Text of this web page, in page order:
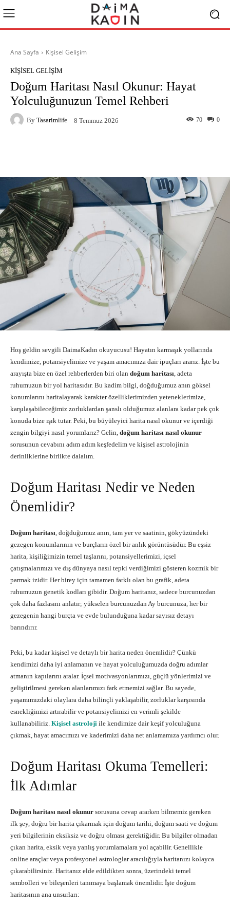
Ana Sayfa Kişisel Gelişim
KIŞISEL GELIŞIM
Doğum Haritası Nasıl Okunur: Hayat
Yolculuğunuzun Temel Rehberi
By Tasarimlife 8 Temmuz 2026 0
70
Hoş geldin sevgili DaimaKadın okuyucusu! Hayatın karmaşık yollarında
kendimize, potansiyelimize ve yaşam amacımıza dair ipuçları ararız. İşte bu
arayışta bize en özel rehberlerden biri olan doğum haritası, adeta
ruhumuzun bir yol haritasıdır. Bu kadim bilgi, doğduğumuz anın göksel
konumlarını haritalayarak karakter özelliklerimizden yeteneklerimize,
karşılaşabileceğimiz zorluklardan şanslı olduğumuz alanlara kadar pek çok
konuda bize ışık tutar. Peki, bu büyüleyici harita nasıl okunur ve içerdiği
zengin bilgiyi nasıl yorumlarız? Gelin, doğum haritası nasıl okunur
sorusunun cevabını adım adım keşfedelim ve kişisel astrolojinin
derinliklerine birlikte dalalım.
Doğum Haritası Nedir ve Neden
Önemlidir?
Doğum haritası, doğduğumuz anın, tam yer ve saatinin, gökyüzündeki
gezegen konumlarının ve burçların özel bir anlık görüntüsüdür. Bu eşsiz
harita, kişiliğimizin temel taşlarını, potansiyellerimizi, içsel
çatışmalarımızı ve dış dünyaya nasıl tepki verdiğimizi gösteren kozmik bir
parmak izidir. Her birey için tamamen farklı olan bu grafik, adeta
ruhumuzun genetik kodları gibidir. Doğum haritanız, sadece burcunuzdan
çok daha fazlasını anlatır; yükselen burcunuzdan Ay burcunuza, her bir
gezegenin hangi burçta ve evde bulunduğuna kadar sayısız detayı
barındırır.
Peki, bu kadar kişisel ve detaylı bir harita neden önemlidir? Çünkü
kendimizi daha iyi anlamanın ve hayat yolculuğumuzda doğru adımlar
atmanın kapılarını aralar. İçsel motivasyonlarımızı, güçlü yönlerimizi ve
geliştirilmesi gereken alanlarımızı fark etmemizi sağlar. Bu sayede,
yaşamımızdaki olaylara daha bilinçli yaklaşabilir, zorluklar karşısında
esnekliğimizi artırabilir ve potansiyelimizi en verimli şekilde
kullanabiliriz. Kişisel astroloji ile kendimize dair keşif yolculuğuna
çıkmak, hayat amacımızı ve kaderimizi daha net anlamamıza yardımcı olur.
Doğum Haritası Okuma Temelleri:
İlk Adımlar
Doğum haritası nasıl okunur sorusuna cevap ararken bilmemiz gereken
ilk şey, doğru bir harita çıkarmak için doğum tarihi, doğum saati ve doğum
yeri bilgilerinin eksiksiz ve doğru olması gerektiğidir. Bu bilgiler olmadan
çıkan harita, eksik veya yanlış yorumlamalara yol açabilir. Genellikle
online araçlar veya profesyonel astrologlar aracılığıyla haritanızı kolayca
çıkarabilirsiniz. Haritanız elde edildikten sonra, üzerindeki temel
sembolleri ve bileşenleri tanımaya başlamak önemlidir. İşte doğum
haritasının ana unsurları: